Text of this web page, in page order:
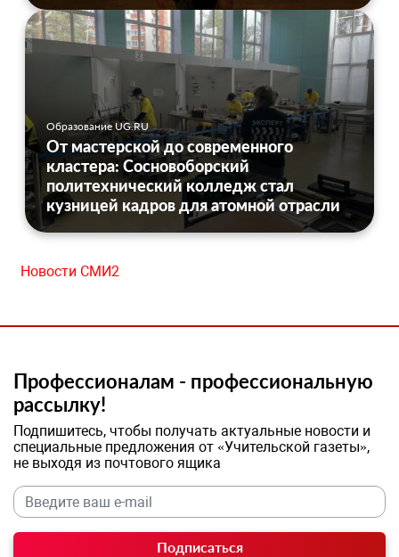
Образование UG.RU
От мастерской до современного
кластера: Сосновоборский
политехнический колледж стал
кузницей кадров для атомной отрасли
Новости СМИ2
Профессионалам - профессиональную
рассылку!
Подпишитесь, чтобы получать актуальные новости и
специальные предложения от «Учительской газеты»,
не выходя из почтового ящика
Подписаться